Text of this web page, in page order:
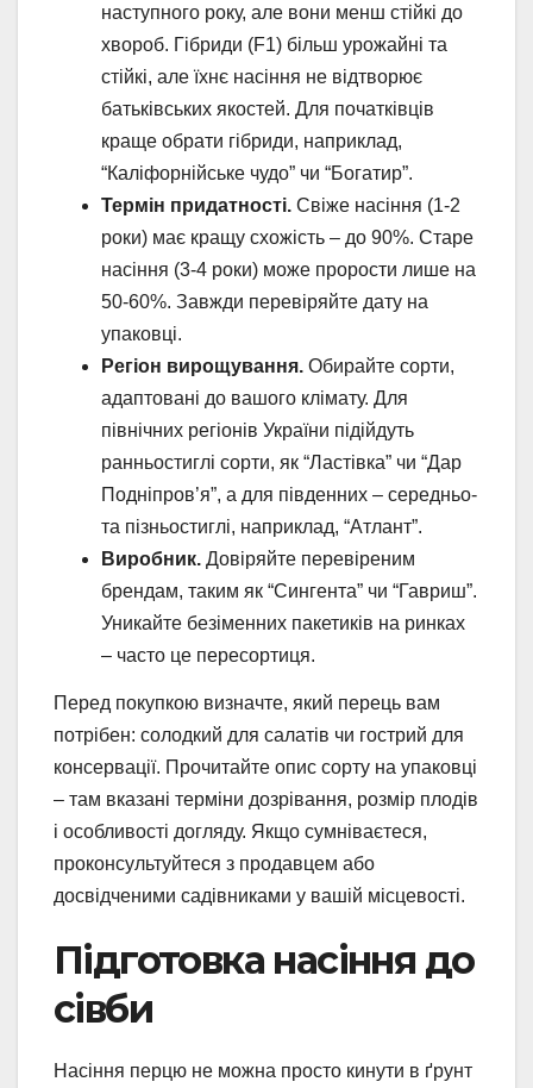
наступного року, але вони менш стійкі до
хвороб. Гібриди (F1) більш урожайні та
стійкі, але їхнє насіння не відтворює
батьківських якостей. Для початківців
краще обрати гібриди, наприклад,
“Каліфорнійське чудо” чи “Богатир”.
Термін придатності. Свіже насіння (1-2
роки) має кращу схожість – до 90%. Старе
насіння (3-4 роки) може прорости лише на
50-60%. Завжди перевіряйте дату на
упаковці.
Регіон вирощування. Обирайте сорти,
адаптовані до вашого клімату. Для
північних регіонів України підійдуть
ранньостиглі сорти, як “Ластівка” чи “Дар
Подніпров’я”, а для південних – середньо-
та пізньостиглі, наприклад, “Атлант”.
Виробник. Довіряйте перевіреним
брендам, таким як “Сингента” чи “Гавриш”.
Уникайте безіменних пакетиків на ринках
– часто це пересортиця.
Перед покупкою визначте, який перець вам
потрібен: солодкий для салатів чи гострий для
консервації. Прочитайте опис сорту на упаковці
– там вказані терміни дозрівання, розмір плодів
і особливості догляду. Якщо сумніваєтеся,
проконсультуйтеся з продавцем або
досвідченими садівниками у вашій місцевості.
Підготовка насіння до
сівби
Насіння перцю не можна просто кинути в ґрунт